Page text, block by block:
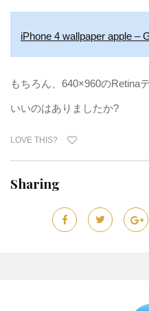
iPhone 4 wallpaper apple –
もちろん、640×960のRetina
いいのはありましたか?
LOVE THIS?
Sharing